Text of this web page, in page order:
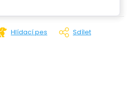
Hlídací pes Sdílet